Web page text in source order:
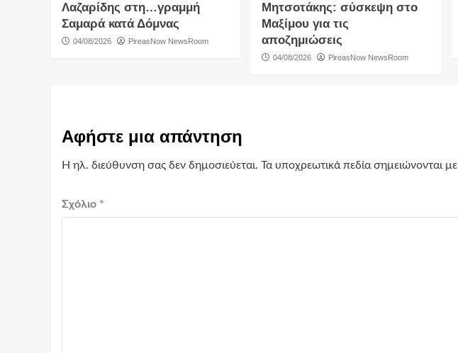
Λαζαρίδης στη…γραμμή
Σαμαρά κατά Δόμνας
04/08/2026 PireasNow NewsRoom
Μητσοτάκης: σύσκεψη στο
Μαξίμου για τις
αποζημιώσεις
04/08/2026 PireasNow NewsRoom
Αφήστε μια απάντηση
Η ηλ. διεύθυνση σας δεν δημοσιεύεται. Τα υποχρεωτικά πεδία σημειώνονται με
Σχόλιο *